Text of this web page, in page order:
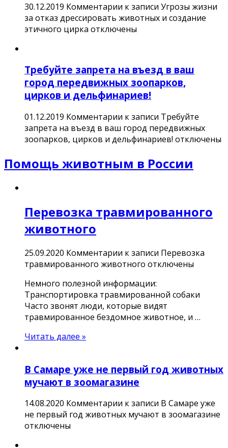
30.12.2019 Комментарии к записи Угрозы жизни
за отказ дрессировать животных и создание
этичного цирка отключены
Требуйте запрета на въезд в ваш
город передвижных зоопарков,
цирков и дельфинариев!
01.12.2019 Комментарии к записи Требуйте
запрета на въезд в ваш город передвижных
зоопарков, цирков и дельфинариев! отключены
Помощь животным в России
Перевозка травмированного
животного
25.09.2020 Комментарии к записи Перевозка
травмированного животного отключены
Немного полезной информации:
Транспортировка травмированной собаки
Часто звонят люди, которые видят
травмированное бездомное животное, и …
Читать далее »
В Самаре уже не первый год животных
мучают в зоомагазине
14.08.2020 Комментарии к записи В Самаре уже
не первый год животных мучают в зоомагазине
отключены